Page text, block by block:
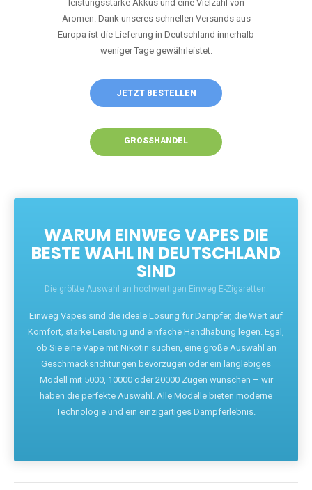
leistungsstarke Akkus und eine Vielzahl von
Aromen. Dank unseres schnellen Versands aus
Europa ist die Lieferung in Deutschland innerhalb
weniger Tage gewährleistet.
JETZT BESTELLEN
GROSSHANDEL
WARUM EINWEG VAPES DIE
BESTE WAHL IN DEUTSCHLAND
SIND
Die größte Auswahl an hochwertigen Einweg E-Zigaretten.
Einweg Vapes sind die ideale Lösung für Dampfer, die Wert auf
Komfort, starke Leistung und einfache Handhabung legen. Egal,
ob Sie eine Vape mit Nikotin suchen, eine große Auswahl an
Geschmacksrichtungen bevorzugen oder ein langlebiges
Modell mit 5000, 10000 oder 20000 Zügen wünschen – wir
haben die perfekte Auswahl. Alle Modelle bieten moderne
Technologie und ein einzigartiges Dampferlebnis.